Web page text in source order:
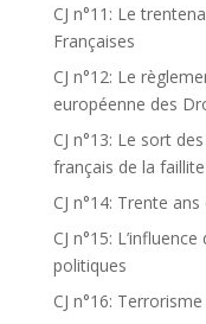
CJ n°11: Le
Françaises
CJ n°12: Le
européenne des
CJ n°13: Le sort
français de la faillite
CJ n°14: Trente
CJ n°15:
politiques
CJ n°16: